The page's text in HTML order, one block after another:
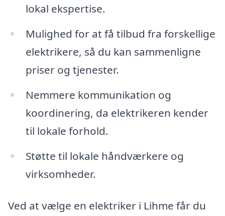
lokal ekspertise.
Mulighed for at få tilbud fra forskellige
elektrikere, så du kan sammenligne
priser og tjenester.
Nemmere kommunikation og
koordinering, da elektrikeren kender
til lokale forhold.
Støtte til lokale håndværkere og
virksomheder.
Ved at vælge en elektriker i Lihme får du